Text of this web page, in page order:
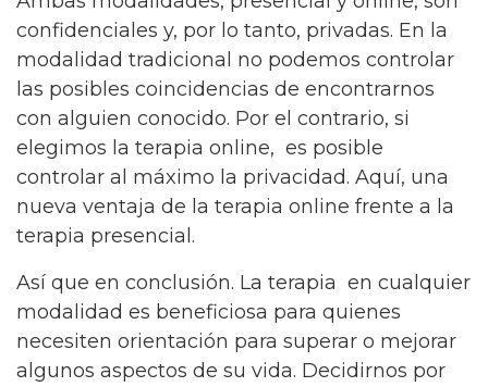
confidenciales y, por lo tanto, privadas. En la
modalidad tradicional no podemos controlar
las posibles coincidencias de encontrarnos
con alguien conocido. Por el contrario, si
elegimos la terapia online, es posible
controlar al máximo la privacidad. Aquí, una
nueva ventaja de la terapia online frente a la
terapia presencial.
Así que en conclusión. La terapia en cualquier
modalidad es beneficiosa para quienes
necesiten orientación para superar o mejorar
algunos aspectos de su vida. Decidirnos por